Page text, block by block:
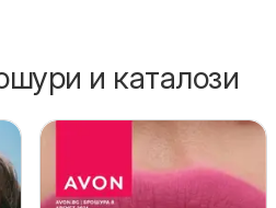
и каталози